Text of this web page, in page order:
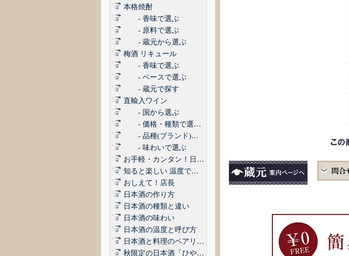
本格焼酎
- 香味で選ぶ
- 原料で選ぶ
- 蔵元から選ぶ
梅酒 リキュール
- 香味で選ぶ
- ベースで選ぶ
- 蔵元で探す
直輸入ワイン
- 国から選ぶ
- 価格・種類で選ぶ(赤,白,ロゼ,スパークリング)
- 品種(ブランド)で選ぶ
- 味わいで選ぶ
お手軽・カンタン！日本酒に合うコンビニおつまみ3選 Vol.1
知ると楽しい 温度で楽しむ日本酒
おしえて！店長
日本酒の作り方
日本酒の種類と違い
日本酒の味わい
日本酒の温度と呼び方
日本酒と料理のペアリング
秋限定の日本酒「ひやおろし」